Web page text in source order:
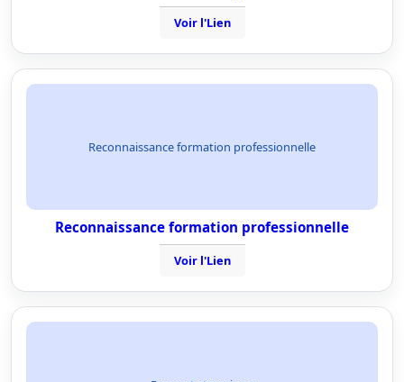
Voir l'Lien
Reconnaissance formation professionnelle
Reconnaissance formation professionnelle
Voir l'Lien